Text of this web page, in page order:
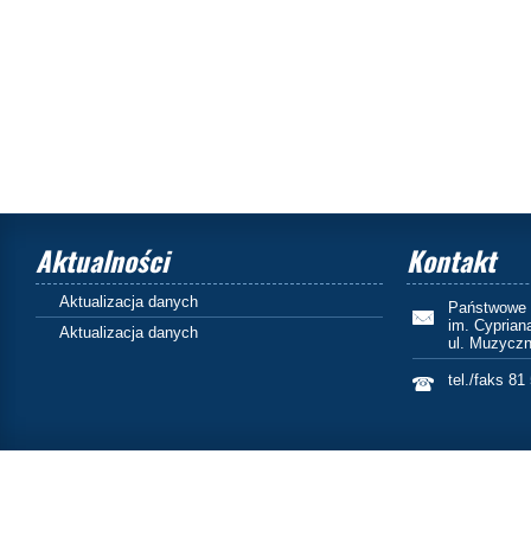
Aktualności
Aktualizacja danych
Aktualizacja danych
Kontakt
im.
ul.
tel./faks 81